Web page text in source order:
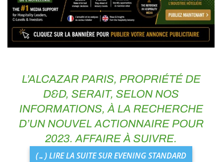
L’ALCAZAR PARIS, PROPRIÉTÉ DE
D&D, SERAIT, SELON NOS
INFORMATIONS, À LA RECHERCHE
D’UN NOUVEL ACTIONNAIRE POUR
2023. AFFAIRE À SUIVRE.
(…) LIRE LA SUITE SUR EVENING STANDARD